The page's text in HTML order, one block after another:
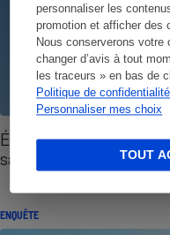
personnaliser les
promotion et afficher des
Nous conserverons votre
changer d’avis à tout
les traceurs » en bas de
Politique de
Personnaliser mes choix
TOUT
Électricité
saisir
ENQUÊTE